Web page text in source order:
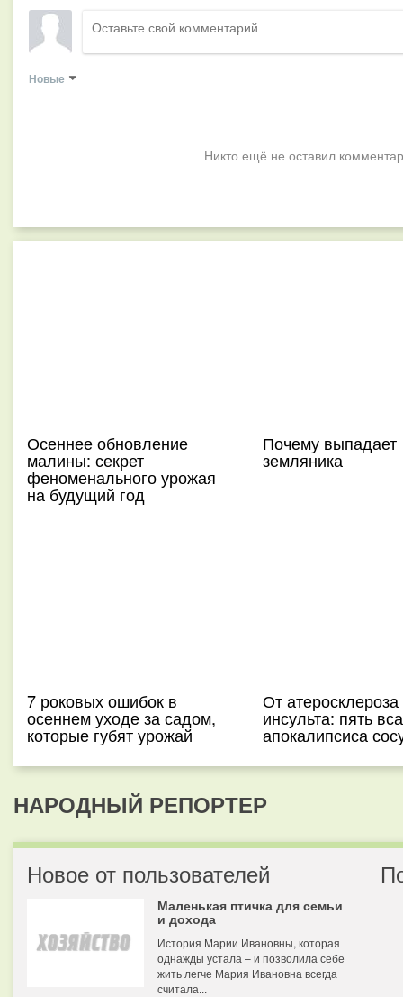
Новые
Никто ещё не оставил
Осеннее обновление
малины: секрет
феноменального урожая
на будущий год
Почему выпадает
земляника
7 роковых ошибок в
осеннем уходе за садом,
которые губят урожай
От
инсульта: пять
апокалипсиса
НАРОДНЫЙ РЕПОРТЕР
Новое от пользователей
Маленькая птичка для семьи
и дохода
История Марии Ивановны, которая
однажды устала – и позволила себе
жить легче Мария Ивановна всегда
считала...